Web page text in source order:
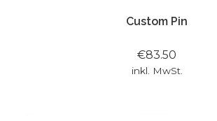
Custom Pin
€83.50
inkl. MwSt.